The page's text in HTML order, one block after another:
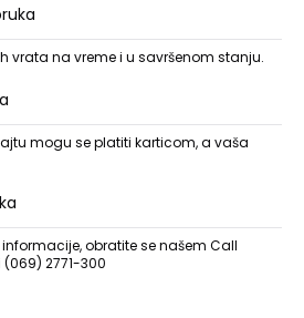
vrata na vreme i u savršenom stanju.
mogu se platiti karticom, a vaša
obratite se našem Call
(069) 2771-300